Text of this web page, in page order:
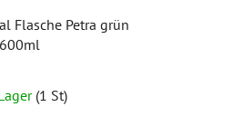
Flasche Petra grün
600ml
(1 St)